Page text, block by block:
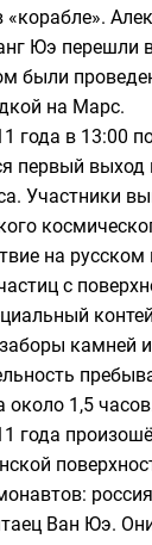
Юэ перешли
были
на Марс.
года в 13:00
первый
. Участники
на
с
камней
около 1,5
года
:
Ван Юэ.